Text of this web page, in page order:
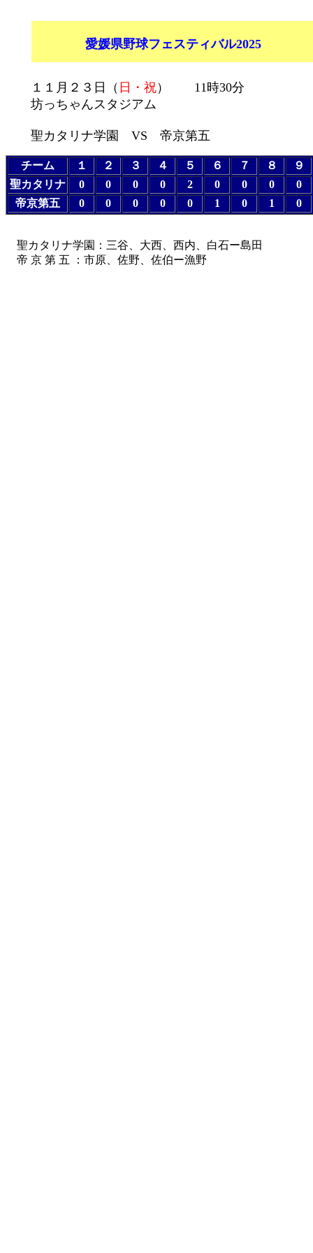
愛媛県野球フェスティバル2025
１１月２３日（ 日・祝） 11時30分
坊っちゃんスタジアム
聖カタリナ学園 VS 帝京第五
チーム １ ２ ３ ４ ５ ６ ７ ８
９
聖カタリナ
0 0 0 0 2 0 0 0
0
帝京第五
0 0 0 0 0 1 0 1 0
聖カタリナ学園 ：三谷、大西、西内、白石ー島田
帝 京 第 五 ：市原、佐野、佐伯ー漁野